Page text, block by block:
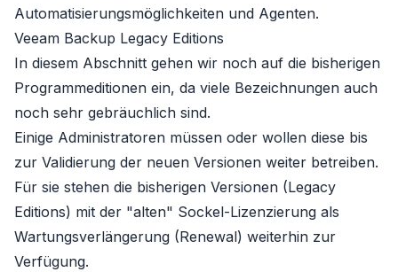
Automatisierungsmöglichkeiten und Agenten.
Veeam Backup Legacy Editions
In diesem Abschnitt gehen wir noch auf die bisherigen
Programmeditionen ein, da viele Bezeichnungen auch
noch sehr gebräuchlich sind.
Einige Administratoren müssen oder wollen diese bis
zur Validierung der neuen Versionen weiter betreiben.
Für sie stehen die bisherigen Versionen (Legacy
Editions) mit der "alten" Sockel-Lizenzierung als
Wartungsverlängerung (Renewal) weiterhin zur
Verfügung.